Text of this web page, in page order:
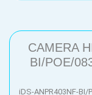
CAMERA
BI/POE/
iDS-ANPR403NF-